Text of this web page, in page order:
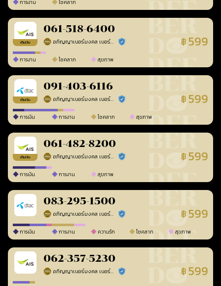
การงาน โชคลาภ
เติมเงิน
061-518-6400
อภิญญาเบอร์มงคล เบอร์สวยเลขศาสตร์ ร้านยืนยันแล้ว ฿ 599
การงาน โชคลาภ สุขภาพ
เติมเงิน
091-403-6116
อภิญญาเบอร์มงคล เบอร์สวยเลขศาสตร์ ร้านยืนยันแล้ว ฿ 599
การเงิน การงาน โชคลาภ สุขภาพ
เติมเงิน
061-482-8200
อภิญญาเบอร์มงคล เบอร์สวยเลขศาสตร์ ร้านยืนยันแล้ว ฿ 599
การเงิน การงาน สุขภาพ
083-295-1500
อภิญญาเบอร์มงคล เบอร์สวยเลขศาสตร์ ร้านยืนยันแล้ว ฿ 599
การเงิน การงาน ความรัก โชคลาภ สุขภาพ
062-357-5230
อภิญญาเบอร์มงคล เบอร์สวยเลขศาสตร์ ร้านยืนยันแล้ว ฿ 599